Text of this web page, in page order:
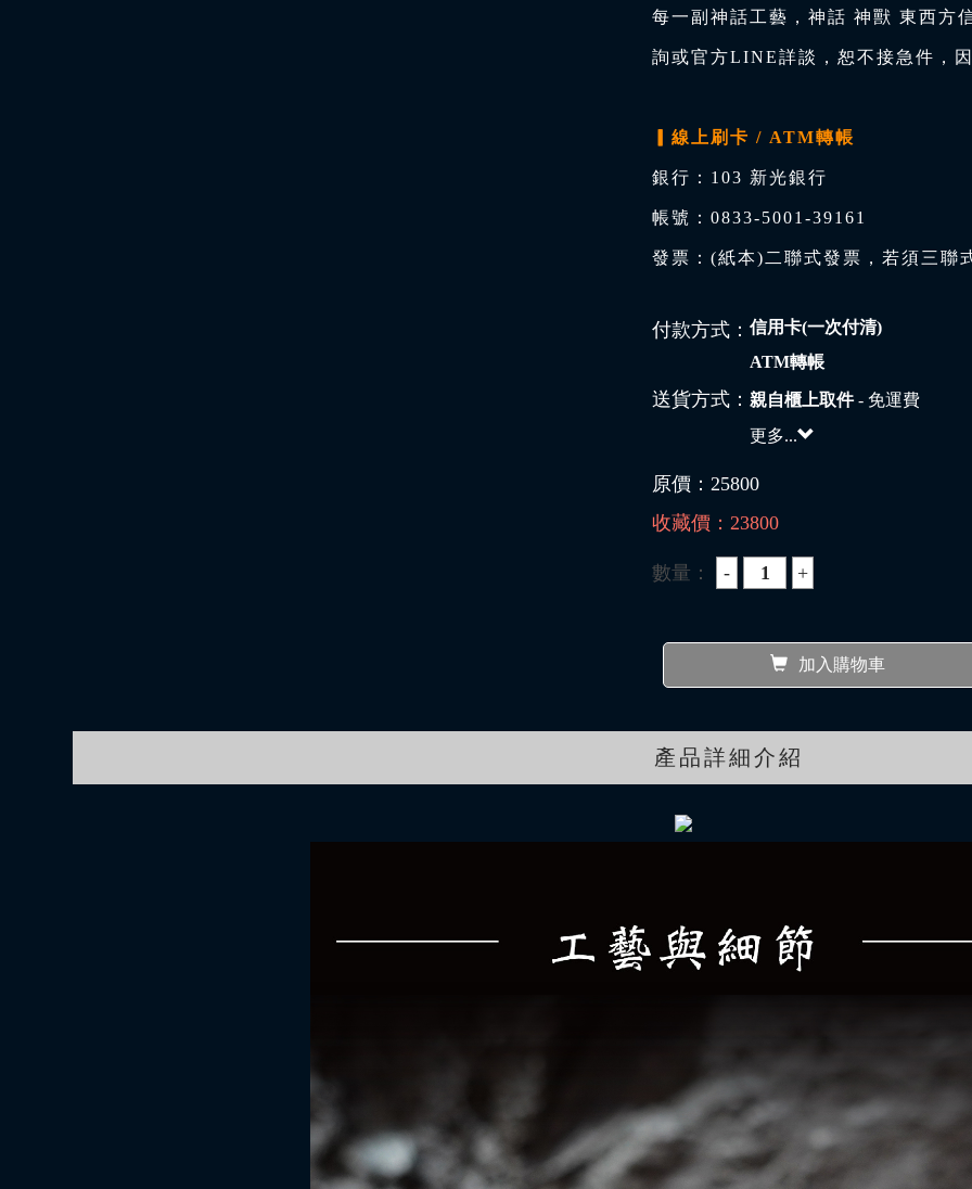
每一副神話工藝，神話 神獸 東西方
詢或官方LINE詳談，恕不接急件，
▎線上刷卡 / ATM轉帳
銀行：103 新光銀行
帳號：0833-5001-39161
發票：(紙本)二聯式發票，若須三聯
付款方式：信用卡(一次付清)
ATM轉帳
送貨方式：親自櫃上取件- 免運費
更多...
原價： 25800
收藏價： 23800
數量：
加入購物車
產品詳細介紹